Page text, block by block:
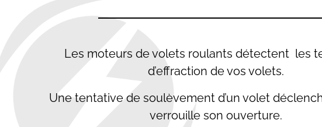
Les moteurs de volets roulants détectent les
d’effraction de vos volets.
Une tentative de soulèvement d’un volet
verrouille son ouverture.